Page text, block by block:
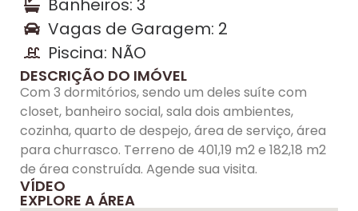
Vagas de Garagem: 2
Piscina: NÃO
DESCRIÇÃO DO IMÓVEL
Com 3 dormitórios, sendo um deles suíte com
closet, banheiro social, sala dois ambientes,
cozinha, quarto de despejo, área de serviço, área
para churrasco. Terreno de 401,19 m2 e 182,18 m2
de área construída. Agende sua visita.
VÍDEO
EXPLORE A ÁREA